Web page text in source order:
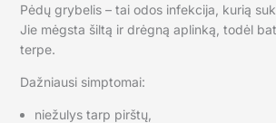
Pėdų grybelis – tai odos infekcija, kurią
Jie mėgsta šiltą ir drėgną aplinką, todėl
terpe.
Dažniausi simptomai:
niežulys tarp pirštų,